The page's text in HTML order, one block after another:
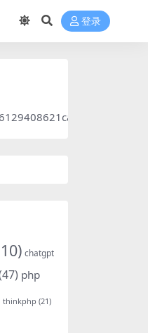
登录
chatgpt
php
thinkphp (21)